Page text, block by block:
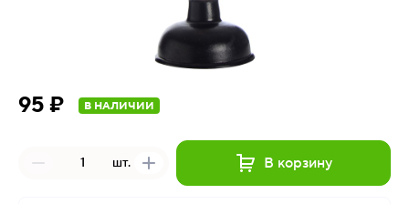
95 ₽ В НАЛИЧИИ
шт. В корзину